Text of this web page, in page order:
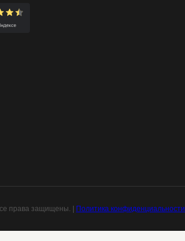
права защищены. | Политика конфиденциальности